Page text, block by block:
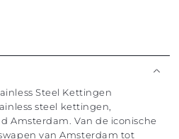
Steel Kettingen
steel kettingen,
Amsterdam. Van de iconische
van Amsterdam tot